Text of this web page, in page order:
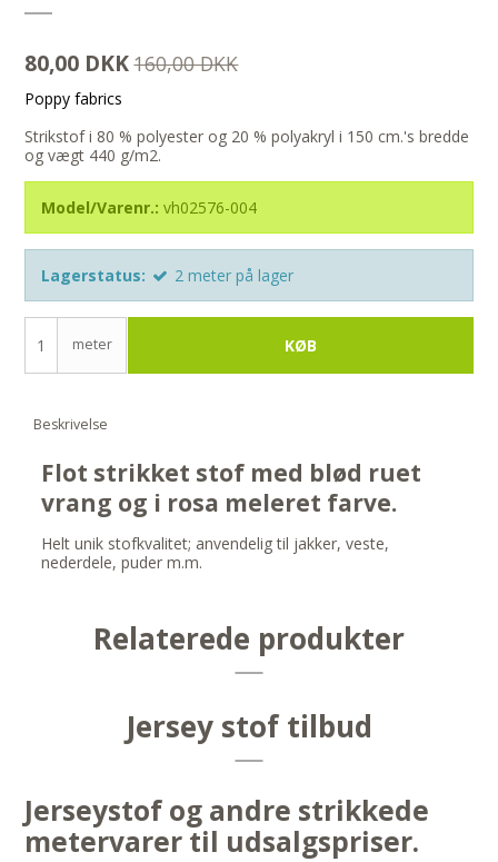
80,00 DKK160,00 DKK
Poppy fabrics
Strikstof i 80 % polyester og 20 % polyakryl i 150 cm.'s bredde
og vægt 440 g/m2.
Model/Varenr.: vh02576-004
Lagerstatus: 2 meter på lager
meter KØB
Beskrivelse
Flot strikket stof med blød ruet
vrang og i rosa meleret farve.
Helt unik stofkvalitet; anvendelig til jakker, veste,
nederdele, puder m.m.
Relaterede produkter
Jersey stof tilbud
Jerseystof og andre strikkede
metervarer til udsalgspriser.